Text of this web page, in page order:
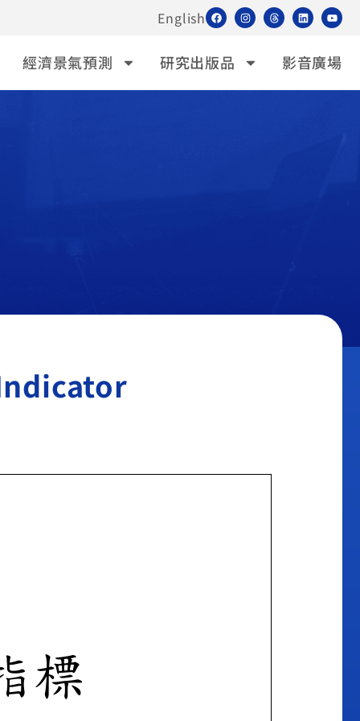
English
經濟景氣預測 研究出版品 影音廣場